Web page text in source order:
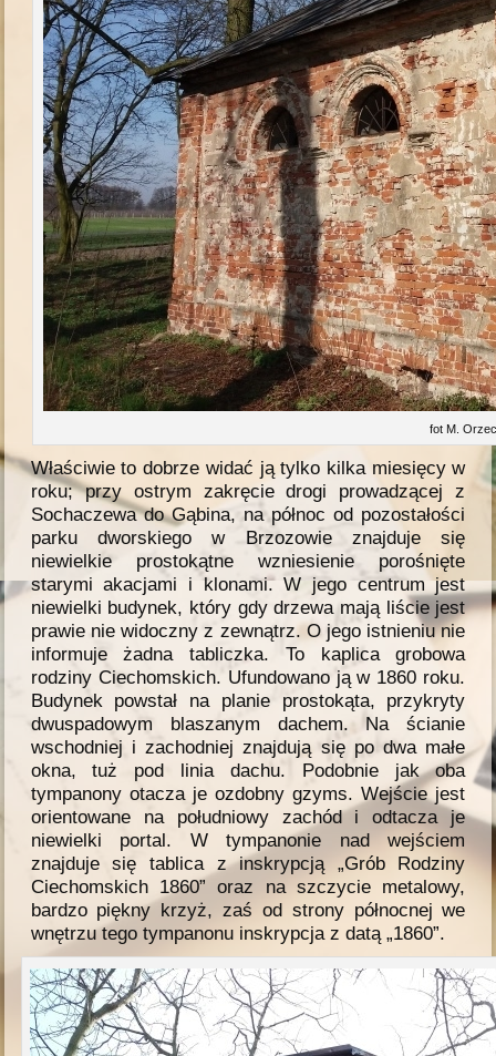
fot M.
Właściwie to dobrze widać ją tylko kilka miesięcy w
roku; przy ostrym zakręcie drogi prowadzącej z
Sochaczewa do Gąbina, na północ od pozostałości
parku dworskiego w Brzozowie znajduje się
niewielkie prostokątne wzniesienie porośnięte
starymi akacjami i klonami. W jego centrum jest
niewielki budynek, który gdy drzewa mają liście jest
prawie nie widoczny z zewnątrz. O jego istnieniu nie
informuje żadna tabliczka. To kaplica grobowa
rodziny Ciechomskich. Ufundowano ją w 1860 roku.
Budynek powstał na planie prostokąta, przykryty
dwuspadowym blaszanym dachem. Na ścianie
wschodniej i zachodniej znajdują się po dwa małe
okna, tuż pod linia dachu. Podobnie jak oba
tympanony otacza je ozdobny gzyms. Wejście jest
orientowane na południowy zachód i odtacza je
niewielki portal. W tympanonie nad wejściem
znajduje się tablica z inskrypcją „Grób Rodziny
Ciechomskich 1860” oraz na szczycie metalowy,
bardzo piękny krzyż, zaś od strony północnej we
wnętrzu tego tympanonu inskrypcja z datą „1860”.